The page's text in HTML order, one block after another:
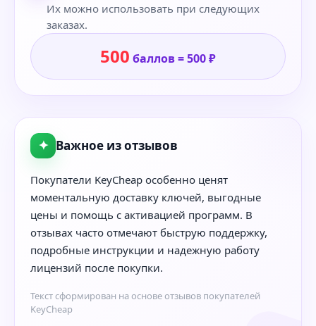
Их можно использовать при следующих
заказах.
500 баллов = 500 ₽
✦ Важное из отзывов
Покупатели KeyCheap особенно ценят
моментальную доставку ключей, выгодные
цены и помощь с активацией программ. В
отзывах часто отмечают быструю поддержку,
подробные инструкции и надежную работу
лицензий после покупки.
Текст сформирован на основе отзывов покупателей
KeyCheap